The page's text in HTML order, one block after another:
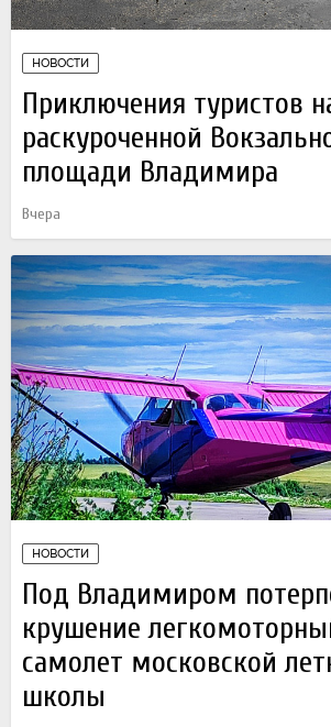
НОВОСТИ
Приключения туристов
раскуроченной
площади Владимира
Вчера
НОВОСТИ
Под Владимиром
крушение
самолет московской
школы